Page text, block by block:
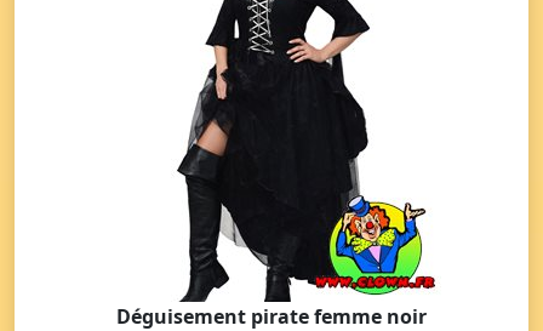
Déguisement pirate femme noir